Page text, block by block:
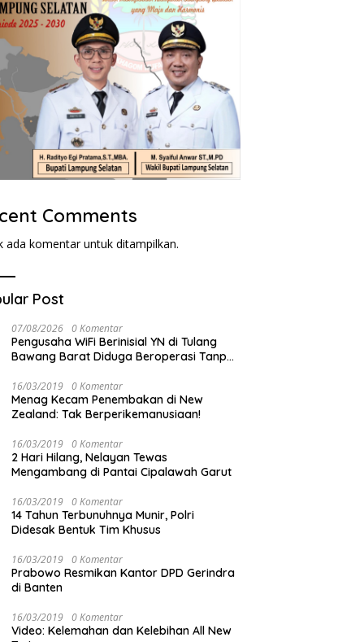
Comments
ada komentar untuk ditampilkan.
Post
07/08/2026 0 Komentar
Pengusaha WiFi Berinisial YN di Tulang
Bawang Barat Diduga Beroperasi Tanpa
16/03/2019 0 Komentar
Menag Kecam Penembakan di New
Zealand: Tak Berperikemanusiaan!
16/03/2019 0 Komentar
2 Hari Hilang, Nelayan Tewas
Mengambang di Pantai Cipalawah Garut
16/03/2019 0 Komentar
14 Tahun Terbunuhnya Munir, Polri
Didesak Bentuk Tim Khusus
16/03/2019 0 Komentar
Prabowo Resmikan Kantor DPD Gerindra
di Banten
16/03/2019 0 Komentar
Video: Kelemahan dan Kelebihan All New